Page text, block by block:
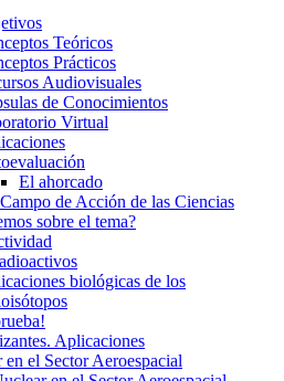
Teóricos
Prácticos
Audiovisuales
de Conocimientos
Virtual
El ahorcado
de Acción de las Ciencias
sobre el tema?
biológicas de los
Aplicaciones
el Sector Aeroespacial